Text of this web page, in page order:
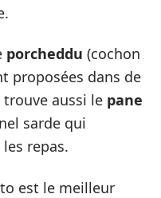
porcheddu (cochon
proposées dans de
aussi le pane
sarde qui
repas.
est le meilleur